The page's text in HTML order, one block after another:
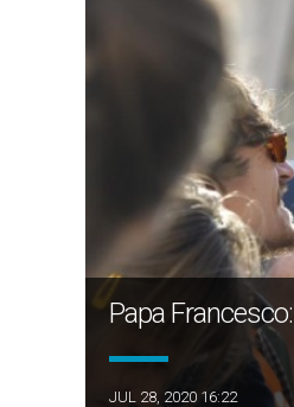
Papa
JUL 28, 2020 16:22